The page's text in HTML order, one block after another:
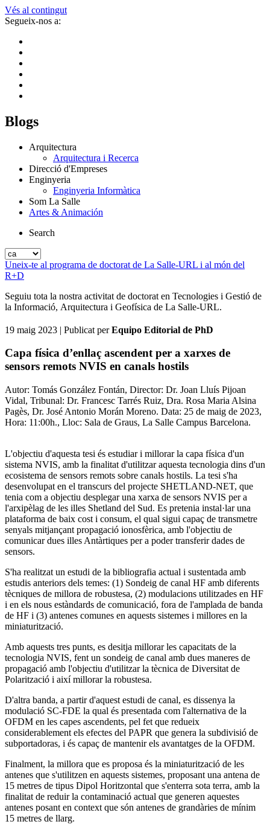
Vés al contingut
Segueix-nos a:
Blogs
Arquitectura
Arquitectura i Recerca
Direcció d'Empreses
Enginyeria
Enginyeria Informàtica
Som La Salle
Artes & Animación
Search
Uneix-te al programa de doctorat de La Salle-URL i al món del
R+D
Seguiu tota la nostra activitat de doctorat en Tecnologies i Gestió de
la Informació, Arquitectura i Geofísica de La Salle-URL.
19 maig 2023 | Publicat perEquipo Editorial de PhD
Capa física d’enllaç ascendent per a xarxes de
sensors remots NVIS en canals hostils
Autor: Tomás González Fontán, Director: Dr. Joan Lluís Pijoan
Vidal, Tribunal: Dr. Francesc Tarrés Ruiz, Dra. Rosa Maria Alsina
Pagès, Dr. José Antonio Morán Moreno. Data: 25 de maig de 2023,
Hora: 11:00h., Lloc: Sala de Graus, La Salle Campus Barcelona.
L'objectiu d'aquesta tesi és estudiar i millorar la capa física d'un
sistema NVIS, amb la finalitat d'utilitzar aquesta tecnologia dins d'un
ecosistema de sensors remots sobre canals hostils. La tesi s'ha
desenvolupat en el transcurs del projecte SHETLAND-NET, que
tenia com a objectiu desplegar una xarxa de sensors NVIS per a
l'arxipèlag de les illes Shetland del Sud. Es pretenia instal·lar una
plataforma de baix cost i consum, el qual sigui capaç de transmetre
senyals mitjançant propagació ionosfèrica, amb l'objectiu de
comunicar dues illes Antàrtiques per a poder transferir dades de
sensors.
S'ha realitzat un estudi de la bibliografia actual i sustentada amb
estudis anteriors dels temes: (1) Sondeig de canal HF amb diferents
tècniques de millora de robustesa, (2) modulacions utilitzades en HF
i en els nous estàndards de comunicació, fora de l'amplada de banda
de HF i (3) antenes comunes en aquests sistemes i millores en la
miniaturització.
Amb aquests tres punts, es desitja millorar les capacitats de la
tecnologia NVIS, fent un sondeig de canal amb dues maneres de
propagació amb l'objectiu d'utilitzar la tècnica de Diversitat de
Polarització i així millorar la robustesa.
D'altra banda, a partir d'aquest estudi de canal, es dissenya la
modulació SC-FDE la qual és presentada com l'alternativa de la
OFDM en les capes ascendents, pel fet que redueix
considerablement els efectes del PAPR que genera la subdivisió de
subportadoras, i és capaç de mantenir els avantatges de la OFDM.
Finalment, la millora que es proposa és la miniaturització de les
antenes que s'utilitzen en aquests sistemes, proposant una antena de
15 metres de tipus Dipol Horitzontal que s'enterra sota terra, amb la
finalitat de reduir la contaminació actual que generen aquestes
antenes posant en context que són antenes de grandàries de mínim
15 metres de llarg.